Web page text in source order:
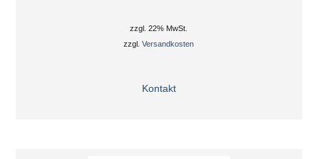
zzgl. 22% MwSt.
zzgl.Versandkosten
Kontakt